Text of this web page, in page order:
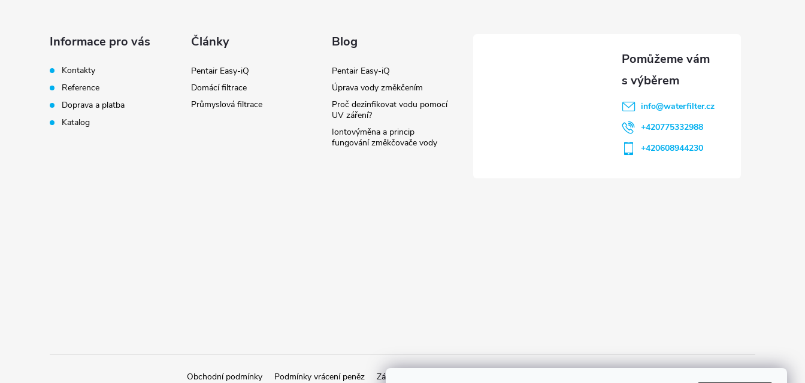
Informace pro vás
Kontakty
Reference
Doprava a platba
Katalog
Články
Pentair Easy-iQ
Domácí filtrace
Průmyslová filtrace
Blog
Pentair Easy-iQ
Úprava vody změkčením
Proč dezinfikovat vodu pomocí
UV záření?
Iontovýměna a princip
fungování změkčovače vody
info@waterfilter.cz
+420775332988
+420608944230
Obchodní podmínky Podmínky vrácení peněz Zásady ochrany osobních údajů